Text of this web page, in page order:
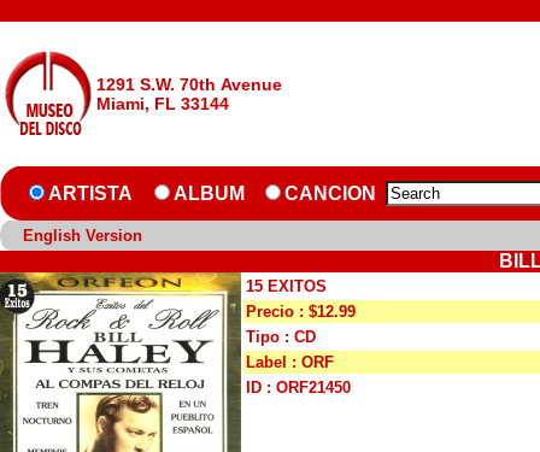
1291 S.W. 70th Avenue
Miami, FL 33144
ARTISTA ALBUM CANCION
English Version
15 EXITOS
Precio : $12.99
Tipo : CD
Label : ORF
ID : ORF21450